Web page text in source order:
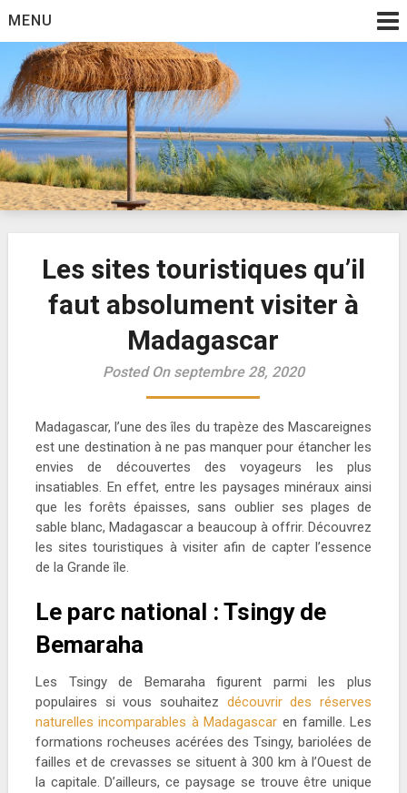
to
content
MENU
Annonce vacance
Les sites touristiques qu’il
faut absolument visiter à
Madagascar
Posted On septembre 28, 2020
Madagascar, l’une des îles du trapèze des Mascareignes
est une destination à ne pas manquer pour étancher les
envies de découvertes des voyageurs les plus
insatiables. En effet, entre les paysages minéraux ainsi
que les forêts épaisses, sans oublier ses plages de
sable blanc, Madagascar a beaucoup à offrir. Découvrez
les sites touristiques à visiter afin de capter l’essence
de la Grande île.
Le parc national : Tsingy de
Bemaraha
Les Tsingy de Bemaraha figurent parmi les plus
populaires si vous souhaitez découvrir des réserves
naturelles incomparables à Madagascar en famille. Les
formations rocheuses acérées des Tsingy, bariolées de
failles et de crevasses se situent à 300 km à l’Ouest de
la capitale. D’ailleurs, ce paysage se trouve être unique